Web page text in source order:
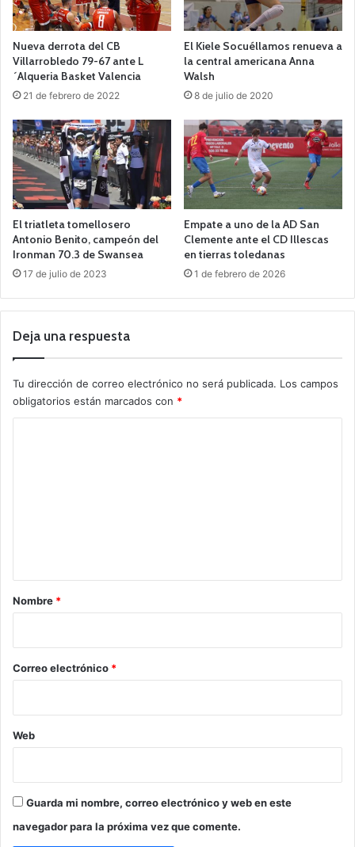
Nueva derrota del CB
Villarrobledo 79-67 ante L
´Alqueria Basket Valencia
21 de febrero de 2022
El Kiele Socuéllamos renueva a
la central americana Anna
Walsh
8 de julio de 2020
El triatleta tomellosero
Antonio Benito, campeón del
Ironman 70.3 de Swansea
17 de julio de 2023
Empate a uno de la AD San
Clemente ante el CD Illescas
en tierras toledanas
1 de febrero de 2026
Deja una respuesta
Tu dirección de correo electrónico no será publicada. Los campos
obligatorios están marcados con *
r
*
Nombre *
Correo electrónico *
Web
Guarda mi nombre, correo electrónico y web en este
navegador para la próxima vez que comente.